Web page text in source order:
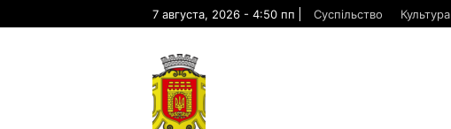
7 августа, 2026 - 4:50 пп Суспільство Культура